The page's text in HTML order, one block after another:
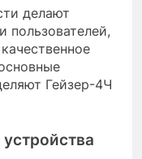
делают
пользователей,
Гейзер-4Ч